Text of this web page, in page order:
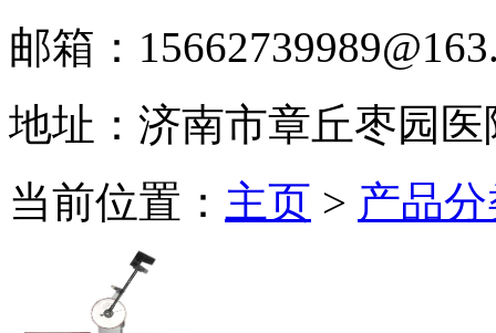
邮箱：
地址： 济南市章丘枣园医
当前位置： 主页 > 产品